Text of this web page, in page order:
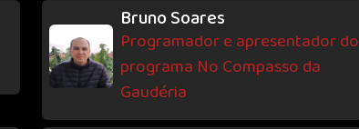
Bruno Soares
Programador e apresentador do
programa No Compasso da
Gaudéria